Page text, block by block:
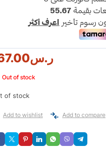
ر.س
Out of stock
of stock
Add to wishlist Add to compare